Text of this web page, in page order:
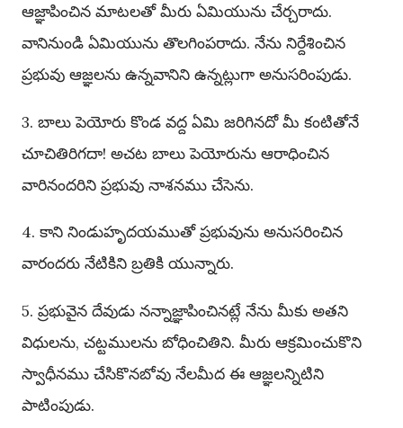
ఆజ్ఞాపించిన మాటలతో మీరు ఏమియును చేర్చరాదు.
వానినుండి ఏమియును తొలగింపరాదు. నేను నిర్దేశించిన
ప్రభువు ఆజ్ఞలను ఉన్నవానిని ఉన్నట్లుగా అనుసరింపుడు.
3. బాలు పెయోరు కొండ వద్ద ఏమి జరిగినదో మీ కంటితోనే
చూచితిరిగదా! అచట బాలు పెయోరును ఆరాధించిన
వారినందరిని ప్రభువు నాశనము చేసెను.
4. కాని నిండుహృదయముతో ప్రభువును అనుసరించిన
వారందరు నేటికిని బ్రతికి యున్నారు.
5. ప్రభువైన దేవుడు నన్నాజ్ఞాపించినట్లే నేను మీకు అతని
విధులను, చట్టములను బోధించితిని. మీరు ఆక్రమించుకొని
స్వాధీనము చేసికొనబోవు నేలమీద ఈ ఆజ్ఞలన్నిటిని
పాటింపుడు.